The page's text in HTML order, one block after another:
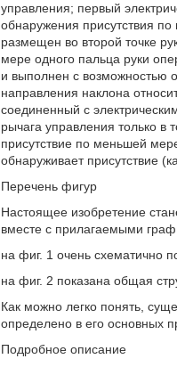
управления; первый
обнаружения присутствия
размещен во второй точке
мере одного пальца руки
и выполнен с возможностью
направления наклона
соединенный с
рычага управления только в
присутствие по меньшей
обнаруживает присутствие
Перечень фигур
Настоящее изобретение
вместе с прилагаемыми
на фиг. 1 очень схематично
на фиг. 2 показана общая
Как можно легко понять,
определено в его основных
Подробное описание